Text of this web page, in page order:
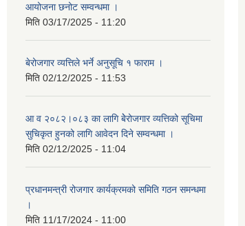
आयोजना छनोट सम्वन्धमा ।
मिति 03/17/2025 - 11:20
बेरोजगार व्यत्तिले भर्ने अनुसूचि १ फाराम ।
मिति 02/12/2025 - 11:53
आ व २०८२।०८३ का लागि बेेरोजगार व्यत्तिको सूचिमा
सुचिकृत हुनको लागि आवेदन दिने सम्वन्धमा ।
मिति 02/12/2025 - 11:04
प्रधानमन्त्री रोजगार कार्यक्रमको समिति गठन समन्धमा
।
मिति 11/17/2024 - 11:00